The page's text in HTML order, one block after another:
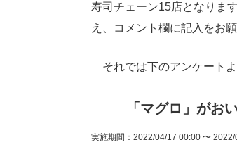
寿司チェーン15店となりま
え、コメント欄に記入をお願
それでは下のアンケートよ
「マグロ」がお
実施期間：2022/04/17 00:00 〜